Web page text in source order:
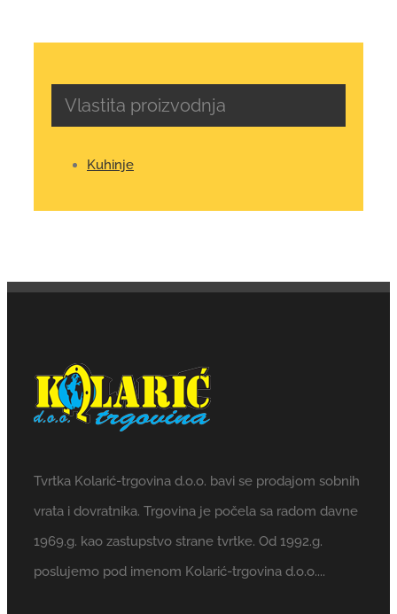
Vlastita proizvodnja
Kuhinje
Tvrtka Kolarić-trgovina d.o.o. bavi se prodajom sobnih
vrata i dovratnika. Trgovina je počela sa radom davne
1969.g. kao zastupstvo strane tvrtke. Od 1992.g.
poslujemo pod imenom Kolarić-trgovina d.o.o....